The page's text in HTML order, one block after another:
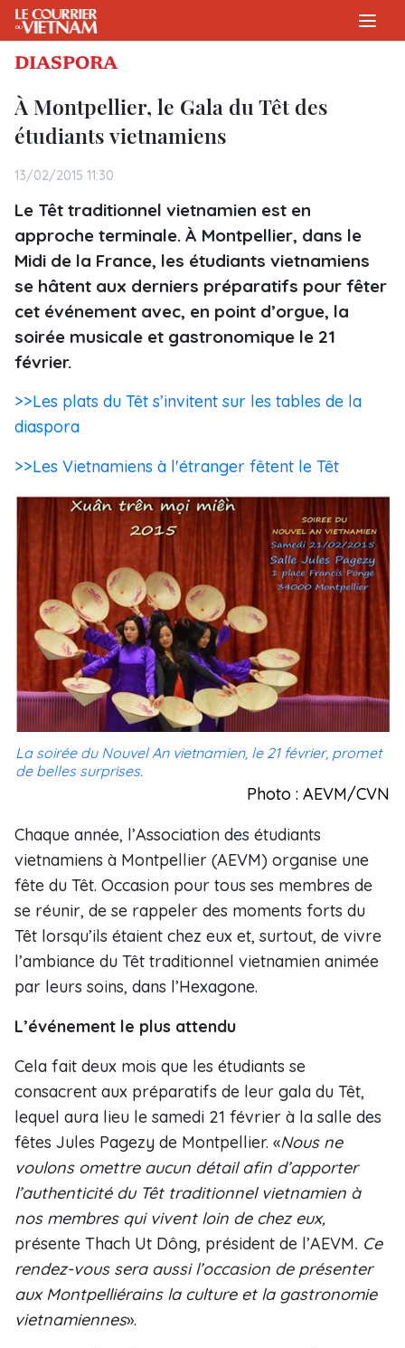
DIASPORA
À Montpellier, le Gala du Têt des
étudiants vietnamiens
13/02/2015 11:30
Le Têt traditionnel vietnamien est en
approche terminale. À Montpellier, dans le
Midi de la France, les étudiants vietnamiens
se hâtent aux derniers préparatifs pour fêter
cet événement avec, en point d’orgue, la
soirée musicale et gastronomique le 21
février.
>>Les plats du Têt s’invitent sur les tables de la
diaspora
>>Les Vietnamiens à l'étranger fêtent le Têt
La soirée du Nouvel An vietnamien, le 21 février, promet
de belles surprises.
Photo : AEVM/CVN
Chaque année, l’Association des étudiants
vietnamiens à Montpellier (AEVM) organise une
fête du Têt. Occasion pour tous ses membres de
se réunir, de se rappeler des moments forts du
Têt lorsqu’ils étaient chez eux et, surtout, de vivre
l’ambiance du Têt traditionnel vietnamien animée
par leurs soins, dans l’Hexagone.
L’événement le plus attendu
Cela fait deux mois que les étudiants se
consacrent aux préparatifs de leur gala du Têt,
lequel aura lieu le samedi 21 février à la salle des
fêtes Jules Pagezy de Montpellier. «Nous ne
voulons omettre aucun détail afin d’apporter
l’authenticité du Têt traditionnel vietnamien à
nos membres qui vivent loin de chez eux,
présente Thach Ut Dông, président de l’AEVM. Ce
rendez-vous sera aussi l’occasion de présenter
aux Montpelliérains la culture et la gastronomie
vietnamiennes».